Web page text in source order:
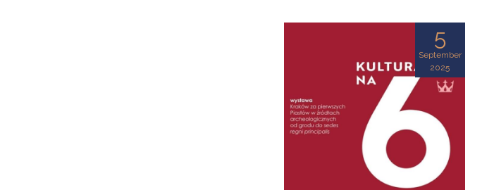
5
September
2025